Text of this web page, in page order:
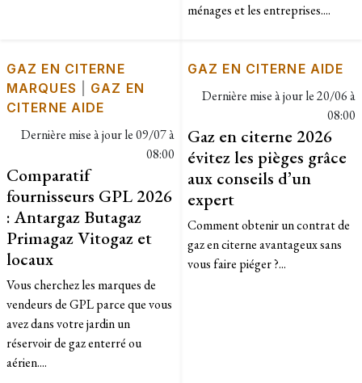
ménages et les entreprises....
GAZ EN CITERNE
MARQUES
GAZ EN
CITERNE AIDE
Dernière mise à jour le09/07 à
08:00
Comparatif
fournisseurs GPL 2026
: Antargaz Butagaz
Primagaz Vitogaz et
locaux
Vous cherchez les marques de
vendeurs de GPL parce que vous
avez dans votre jardin un
réservoir de gaz enterré ou
aérien....
GAZ EN CITERNE AIDE
Dernière mise à jour le20/06 à
08:00
Gaz en citerne 2026
évitez les pièges grâce
aux conseils d’un
expert
Comment obtenir un contrat de
gaz en citerne avantageux sans
vous faire piéger ?...